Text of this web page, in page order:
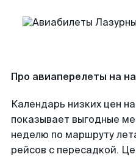
Про авиаперелеты на
Календарь низких цен
показывает выгодные
неделю по маршруту
рейсов с пересадкой.